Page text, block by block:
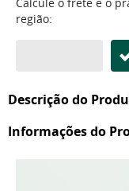
região:
Descrição do
Informações do